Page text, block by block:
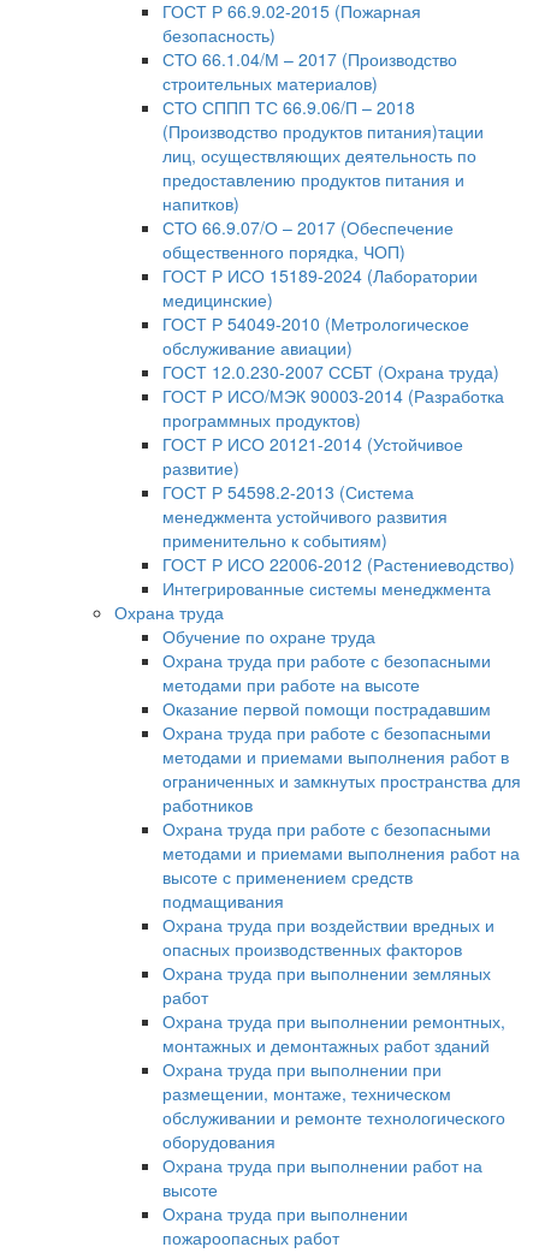
ГОСТ Р 66.9.02-2015 (Пожарная
безопасность)
СТО 66.1.04/М – 2017 (Производство
строительных материалов)
СТО СППП ТС 66.9.06/П – 2018
(Производство продуктов питания)тации
лиц, осуществляющих деятельность по
предоставлению продуктов питания и
напитков)
СТО 66.9.07/О – 2017 (Обеспечение
общественного порядка, ЧОП)
ГОСТ Р ИСО 15189-2024 (Лаборатории
медицинские)
ГОСТ Р 54049-2010 (Метрологическое
обслуживание авиации)
ГОСТ 12.0.230-2007 ССБТ (Охрана труда)
ГОСТ Р ИСО/МЭК 90003-2014 (Разработка
программных продуктов)
ГОСТ Р ИСО 20121-2014 (Устойчивое
развитие)
ГОСТ Р 54598.2-2013 (Система
менеджмента устойчивого развития
применительно к событиям)
ГОСТ Р ИСО 22006-2012 (Растениеводство)
Интегрированные системы менеджмента
Охрана труда
Обучение по охране труда
Охрана труда при работе с безопасными
методами при работе на высоте
Оказание первой помощи пострадавшим
Охрана труда при работе с безопасными
методами и приемами выполнения работ в
ограниченных и замкнутых пространства для
работников
Охрана труда при работе с безопасными
методами и приемами выполнения работ на
высоте с применением средств
подмащивания
Охрана труда при воздействии вредных и
опасных производственных факторов
Охрана труда при выполнении земляных
работ
Охрана труда при выполнении ремонтных,
монтажных и демонтажных работ зданий
Охрана труда при выполнении при
размещении, монтаже, техническом
обслуживании и ремонте технологического
оборудования
Охрана труда при выполнении работ на
высоте
Охрана труда при выполнении
пожароопасных работ